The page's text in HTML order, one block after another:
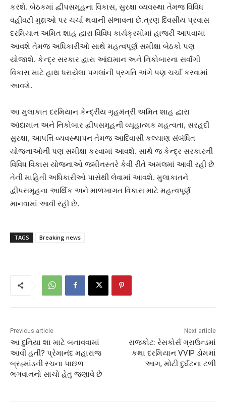
કરશે. બેઠકમાં દ્વીપસમૂહના વિકાસ, સુરક્ષા વ્યવસ્થા તેમજ વિવિધ
વહીવટી મુદ્દાઓ પર ચર્ચા થવાની સંભાવના છે.ત્રણ દિવસીય પ્રવાસ
દરમિયાન અમિત શાહ દ્વારા વિવિધ કાર્યક્રમોમાં હાજરી આપવામાં
આવશે તેમજ અધિકારીઓ સાથે મહત્વપૂર્ણ સમીક્ષા બેઠકો પણ
યોજાશે. કેન્દ્ર સરકાર દ્વારા આંદામાન અને નિકોબારના સર્વાંગી
વિકાસ માટે હાથ ધરાયેલા પગલાંની પ્રગતિ અંગે પણ ચર્ચા કરવામાં
આવશે.
આ મુલાકાત દરમિયાન કેન્દ્રીય ગૃહમંત્રી અમિત શાહ દ્વારા
આંદામાન અને નિકોબાર દ્વીપસમૂહની વ્યૂહાત્મક મહત્વતા, સરહદી
સુરક્ષા, આપત્તિ વ્યવસ્થાપન તેમજ આદિવાસી કલ્યાણ સંબંધિત
યોજનાઓની પણ સમીક્ષા કરવામાં આવશે. સાથે જ કેન્દ્ર સરકારની
વિવિધ વિકાસ યોજનાઓ જમીનસ્તરે કેવી રીતે અમલમાં આવી રહી છે
તેની માહિતી અધિકારીઓ પાસેથી લેવામાં આવશે. મુલાકાતને
દ્વીપસમૂહના આર્થિક અને માળખાગત વિકાસ માટે મહત્વપૂર્ણ
માનવામાં આવી રહી છે.
TAGS Breaking news
Previous article
આ દુનિયા શા માટે બનાવવામાં
આવી હતી? પ્રેમાનંદ મહારાજ
બ્રહ્માંડની રચના પાછળ
ભગવાનનો સાચો હેતુ જણાવે છે
Next article
રાજકોટ: રેસકોર્સ ગ્રાઉન્ડમાં
કથા દરમિયાન VVIP ડોમમાં
આગ, મોટી દુર્ઘટના ટળી